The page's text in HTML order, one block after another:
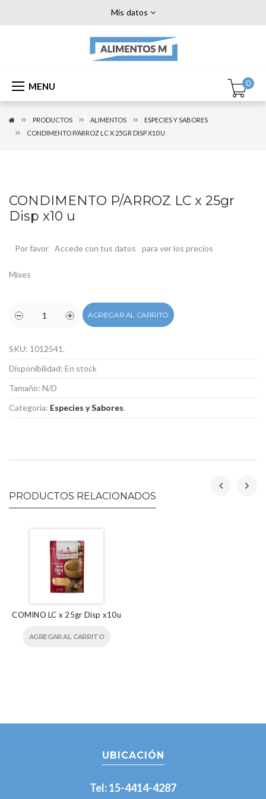
Mis datos
MENU 0
PRODUCTOS ALIMENTOS
ESPECIES Y SABORES
CONDIMENTO P/ARROZ LC X 25GR DISP X10 U
CONDIMENTO P/ARROZ LC x 25gr
Disp x10 u
Por favor Accede con tus datos para ver los precios
Mixes
AGREGAR AL CARRITO
SKU: 1012541 .
Disponibilidad: En stock
Tamaño: N/D
Categoría: Especies y Sabores.
PRODUCTOS RELACIONADOS
COMINO LC x 25gr Disp x10u
AGREGAR AL CARRITO
UBICACIÓN
Tel: 15-4414-4287